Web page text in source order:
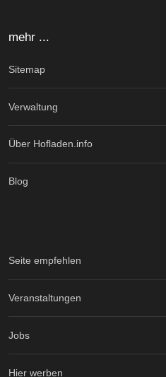
mehr ...
Sitemap
Verwaltung
Über Hofladen.info
Blog
Seite empfehlen
Veranstaltungen
Jobs
Hier werben